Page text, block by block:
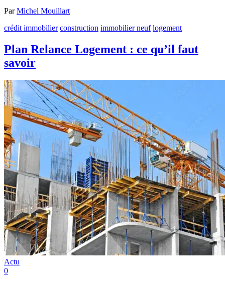
ParMichel Mouillart
crédit immobilier construction immobilier neuf logement
Plan Relance Logement : ce qu’il faut
savoir
Actu
0